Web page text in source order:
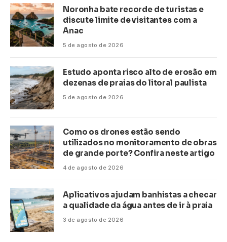
Noronha bate recorde de turistas e
discute limite de visitantes com a
Anac
5 de agosto de 2026
Estudo aponta risco alto de erosão em
dezenas de praias do litoral paulista
5 de agosto de 2026
Como os drones estão sendo
utilizados no monitoramento de obras
de grande porte? Confira neste artigo
4 de agosto de 2026
Aplicativos ajudam banhistas a checar
a qualidade da água antes de ir à praia
3 de agosto de 2026